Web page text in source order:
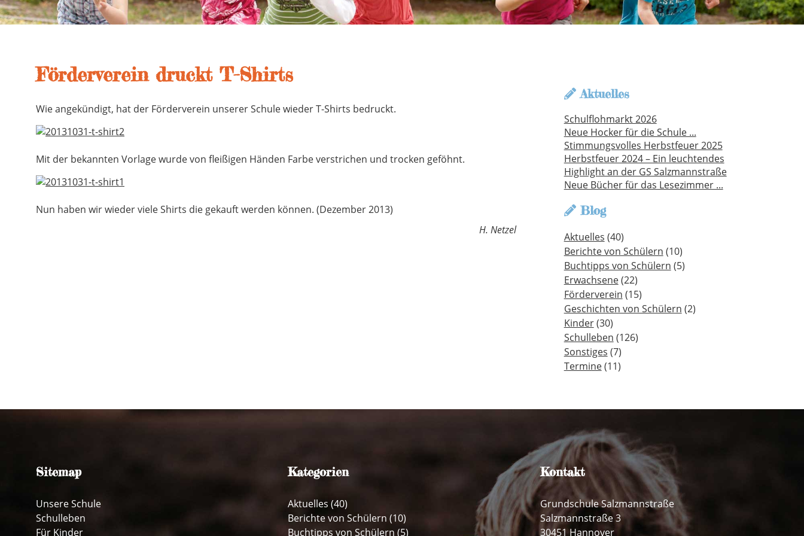
Förderverein druckt T-Shirts
Wie angekündigt, hat der Förderverein unserer Schule wieder T-Shirts bedruckt.
Mit der bekannten Vorlage wurde von fleißigen Händen Farbe verstrichen und trocken geföhnt.
Nun haben wir wieder viele Shirts die gekauft werden können. (Dezember 2013)
H. Netzel
Aktuelles
Schulflohmarkt 2026
Neue Hocker für die Schule ...
Stimmungsvolles Herbstfeuer 2025
Herbstfeuer 2024 – Ein leuchtendes
Highlight an der GS Salzmannstraße
Neue Bücher für das Lesezimmer ...
Blog
Aktuelles (40)
Berichte von Schülern (10)
Buchtipps von Schülern (5)
Erwachsene(22)
Förderverein (15)
Geschichten von Schülern (2)
Kinder(30)
Schulleben (126)
Sonstiges (7)
Termine(11)
Sitemap
Unsere Schule
Schulleben
Für Kinder
Kategorien
Aktuelles (40)
Berichte von Schülern (10)
Buchtipps von Schülern (5)
Kontakt
Grundschule Salzmannstraße
Salzmannstraße 3
30451 Hannover